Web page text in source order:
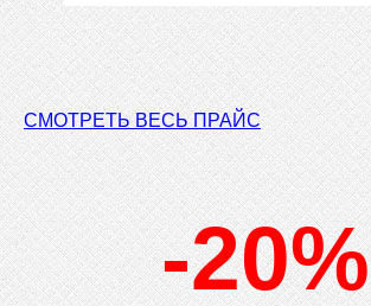
СМОТРЕТЬ ВЕСЬ ПРАЙС
-20%